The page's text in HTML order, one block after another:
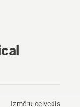
Izmēru ceļvedis